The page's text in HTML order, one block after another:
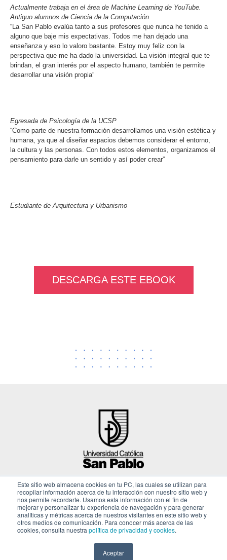
Este sitio web almacena cookies en tu PC, las cuales se utilizan para
recopilar información acerca de tu interacción con nuestro sitio web y
nos permite recordarte. Usamos esta información con el fin de
mejorar y personalizar tu experiencia de navegación y para generar
analíticas y métricas acerca de nuestros visitantes en este sitio web y
otros medios de comunicación. Para conocer más acerca de las
cookies, consulta nuestra política de privacidad y cookies.
Aceptar
Actualmente trabaja en el área de Machine Learning de YouTube.
Antiguo alumnos de Ciencia de la Computación
“La San Pablo evalúa tanto a sus profesores que nunca he tenido a
alguno que baje mis expectativas. Todos me han dejado una
enseñanza y eso lo valoro bastante. Estoy muy feliz con la
perspectiva que me ha dado la universidad. La visión integral que te
brindan, el gran interés por el aspecto humano, también te permite
desarrollar una visión propia”
Egresada de Psicología de la UCSP
“Como parte de nuestra formación desarrollamos una visión estética y
humana, ya que al diseñar espacios debemos considerar el entorno,
la cultura y las personas. Con todos estos elementos, organizamos el
pensamiento para darle un sentido y así poder crear”
Estudiante de Arquitectura y Urbanismo
DESCARGA ESTE EBOOK
COPYRIGHT © 2026 Universidad Católica San Pablo - RUC: 20327998413